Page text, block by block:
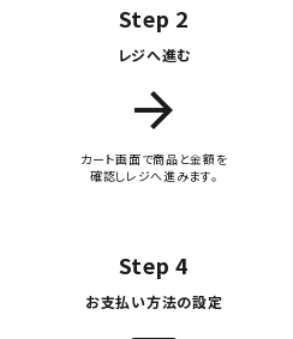
Step 2
レジへ進む
arrow_forward
カート画面で商品と金額を
確認しレジへ進みます。
Step 4
お支払い方法の設定